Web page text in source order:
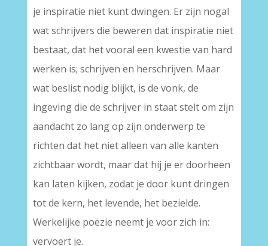
je inspiratie niet kunt dwingen. Er zijn nogal
wat schrijvers die beweren dat inspiratie niet
bestaat, dat het vooral een kwestie van hard
werken is; schrijven en herschrijven. Maar
wat beslist nodig blijkt, is de vonk, de
ingeving die de schrijver in staat stelt om zijn
aandacht zo lang op zijn onderwerp te
richten dat het niet alleen van alle kanten
zichtbaar wordt, maar dat hij je er doorheen
kan laten kijken, zodat je door kunt dringen
tot de kern, het levende, het bezielde.
Werkelijke poëzie neemt je voor zich in:
vervoert je.